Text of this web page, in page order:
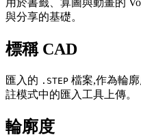
用於書籤、算圖與動畫的
與分享的基礎。
標稱 CAD
匯入的 .STEP 檔案,作為輪
註模式中的匯入工具上傳。
輪廓度